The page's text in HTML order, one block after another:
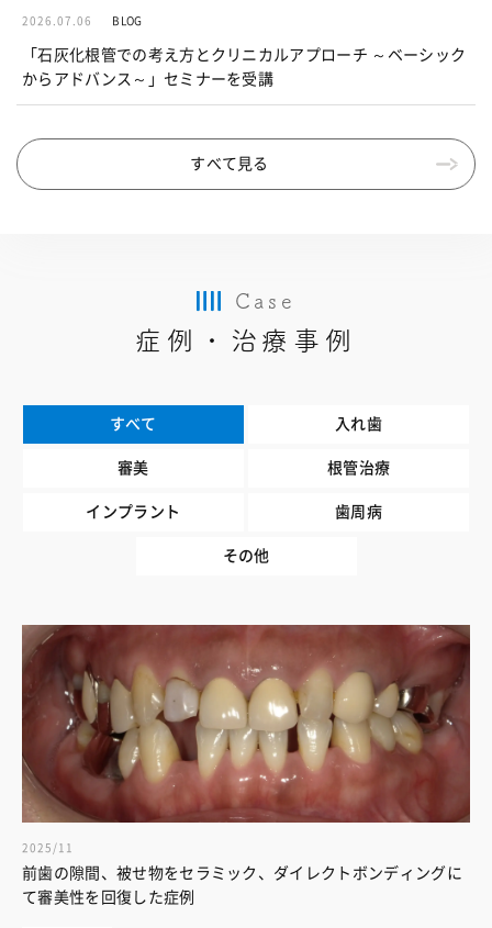
2026.07.06 BLOG
「石灰化根管での考え方とクリニカルアプローチ ～ベーシック
からアドバンス～」セミナーを受講
すべて見る
Case
症例・治療事例
すべて 入れ歯
審美 根管治療
インプラント 歯周病
その他
2025/11
前歯の隙間、被せ物をセラミック、ダイレクトボンディングに
て審美性を回復した症例